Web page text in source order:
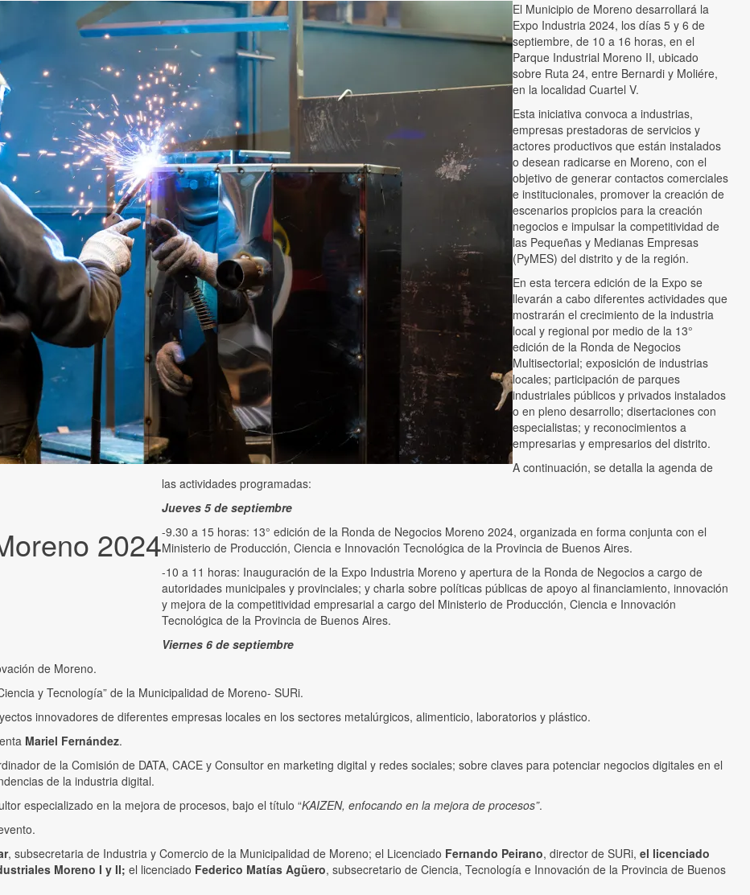
2024
El Municipio de Moreno desarrollará la
Expo Industria 2024, los días 5 y 6 de
septiembre, de 10 a 16 horas, en el
Parque Industrial Moreno II, ubicado
sobre Ruta 24, entre Bernardi y Moliére,
en la localidad Cuartel V.
Esta iniciativa convoca a industrias,
empresas prestadoras de servicios y
actores productivos que están instalados
o desean radicarse en Moreno, con el
objetivo de generar contactos comerciales
e institucionales, promover la creación de
escenarios propicios para la creación
negocios e impulsar la competitividad de
las Pequeñas y Medianas Empresas
(PyMES) del distrito y de la región.
En esta tercera edición de la Expo se
llevarán a cabo diferentes actividades que
mostrarán el crecimiento de la industria
local y regional por medio de la 13°
edición de la Ronda de Negocios
Multisectorial; exposición de industrias
locales; participación de parques
industriales públicos y privados instalados
o en pleno desarrollo; disertaciones con
especialistas; y reconocimientos a
empresarias y empresarios del distrito.
A continuación, se detalla la agenda de
las actividades programadas:
Jueves 5 de septiembre
-9.30 a 15 horas: 13° edición de la Ronda de Negocios Moreno 2024, organizada en forma conjunta con el
Ministerio de Producción, Ciencia e Innovación Tecnológica de la Provincia de Buenos Aires.
-10 a 11 horas: Inauguración de la Expo Industria Moreno y apertura de la Ronda de Negocios a cargo de
autoridades municipales y provinciales; y charla sobre políticas públicas de apoyo al financiamiento, innovación
y mejora de la competitividad empresarial a cargo del Ministerio de Producción, Ciencia e Innovación
Tecnológica de la Provincia de Buenos Aires.
Viernes 6 de septiembre
de Moreno.
y Tecnología” de la Municipalidad de Moreno- SURi.
innovadores de diferentes empresas locales en los sectores metalúrgicos, alimenticio, laboratorios y plástico.
Mariel Fernández.
de la Comisión de DATA, CACE y Consultor en marketing digital y redes sociales; sobre claves para potenciar negocios digitales en el
de la industria digital.
especializado en la mejora de procesos, bajo el título “KAIZEN, enfocando en la mejora de procesos”.
, subsecretaria de Industria y Comercio de la Municipalidad de Moreno; el Licenciado Fernando Peirano, director de SURi, el licenciado
Moreno I y II; el licenciado Federico Matías Agüero, subsecretario de Ciencia, Tecnología e Innovación de la Provincia de Buenos